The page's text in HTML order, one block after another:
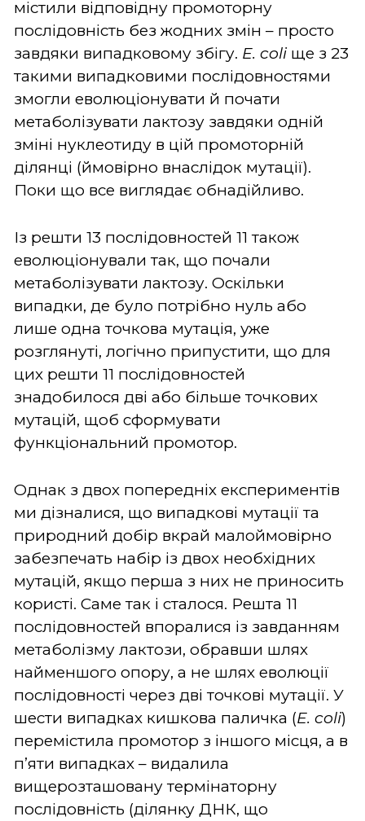
містили відповідну промоторну
послідовність без жодних змін – просто
завдяки випадковому збігу. E. coli ще з 23
такими випадковими послідовностями
змогли еволюціонувати й почати
метаболізувати лактозу завдяки одній
зміні нуклеотиду в цій промоторній
ділянці (ймовірно внаслідок мутації).
Поки що все виглядає обнадійливо.
Із решти 13 послідовностей 11 також
еволюціонували так, що почали
метаболізувати лактозу. Оскільки
випадки, де було потрібно нуль або
лише одна точкова мутація, уже
розглянуті, логічно припустити, що для
цих решти 11 послідовностей
знадобилося дві або більше точкових
мутацій, щоб сформувати
функціональний промотор.
Однак з двох попередніх експериментів
ми дізналися, що випадкові мутації та
природний добір вкрай малоймовірно
забезпечать набір із двох необхідних
мутацій, якщо перша з них не приносить
користі. Саме так і сталося. Решта 11
послідовностей впоралися із завданням
метаболізму лактози, обравши шлях
найменшого опору, а не шлях еволюції
послідовності через дві точкові мутації. У
шести випадках кишкова паличка (E. coli)
перемістила промотор з іншого місця, а в
п’яти випадках – видалила
вищерозташовану термінаторну
послідовність (ділянку ДНК, що